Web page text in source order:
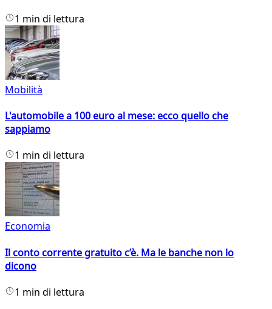
1 min di lettura
Mobilità
L'automobile a 100 euro al mese: ecco quello che
sappiamo
1 min di lettura
Economia
Il conto corrente gratuito c’è. Ma le banche non lo
dicono
1 min di lettura